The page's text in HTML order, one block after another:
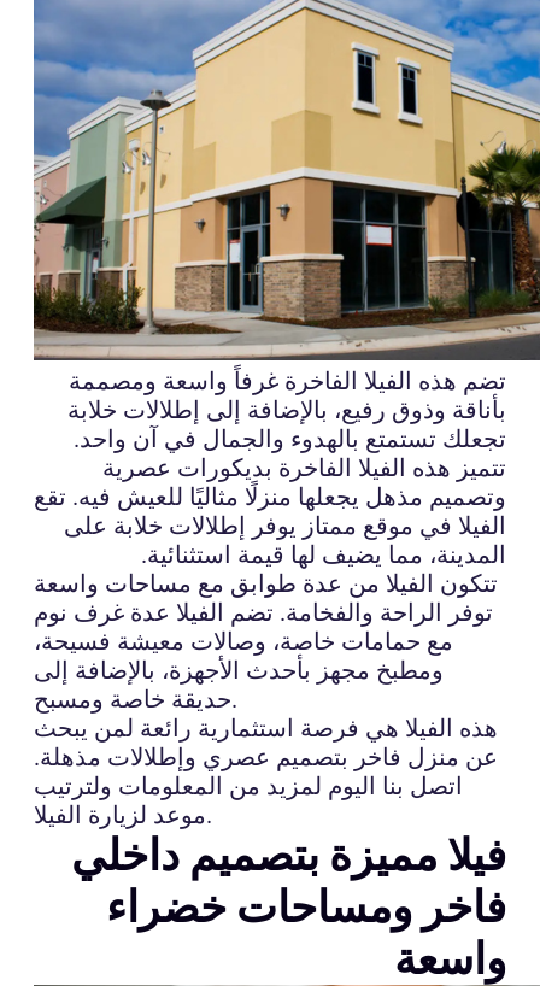
تضم هذه الفيلا الفاخرة غرفاً واسعة ومصممة
بأناقة وذوق رفيع، بالإضافة إلى إطلالات خلابة
تجعلك تستمتع بالهدوء والجمال في آن واحد.
تتميز هذه الفيلا الفاخرة بديكورات عصرية
وتصميم مذهل يجعلها منزلًا مثاليًا للعيش فيه. تقع
الفيلا في موقع ممتاز يوفر إطلالات خلابة على
المدينة، مما يضيف لها قيمة استثنائية.
تتكون الفيلا من عدة طوابق مع مساحات واسعة
توفر الراحة والفخامة. تضم الفيلا عدة غرف نوم
مع حمامات خاصة، وصالات معيشة فسيحة،
ومطبخ مجهز بأحدث الأجهزة، بالإضافة إلى
حديقة خاصة ومسبح.
هذه الفيلا هي فرصة استثمارية رائعة لمن يبحث
عن منزل فاخر بتصميم عصري وإطلالات مذهلة.
اتصل بنا اليوم لمزيد من المعلومات ولترتيب
موعد لزيارة الفيلا.
فيلا مميزة بتصميم داخلي
فاخر ومساحات خضراء
واسعة